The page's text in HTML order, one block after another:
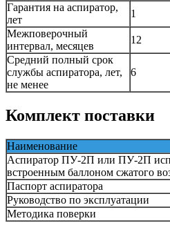
Гарантия на аспиратор,
лет
1
Межповерочный
интервал, месяцев
12
Средний полный срок
службы аспиратора, лет,
не менее
6
Комплект поставки
Наименование
Аспиратор ПУ-2П или ПУ-2П
встроенным баллоном сжатого
Паспорт аспиратора
Руководство по эксплуатации
Методика поверки